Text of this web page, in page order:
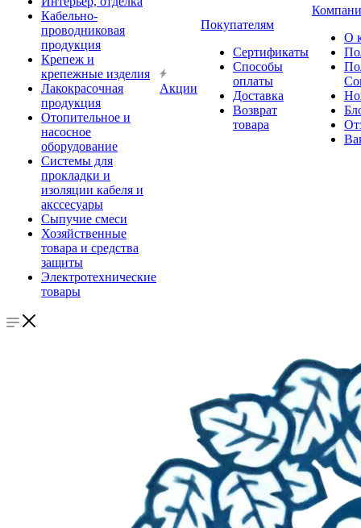
Кабельно-
проводниковая
продукция
Крепеж и
крепежные изделия
Лакокрасочная
продукция
Отопительное и
насосное
оборудование
Системы для
прокладки и
изоляции кабеля и
акссесуары
Сыпучие смеси
Хозяйственные
товара и средства
защиты
Электротехнические
товары
Акции
Покупателям
Сертификаты
Способы
оплаты
Доставка
Возврат
товара
О